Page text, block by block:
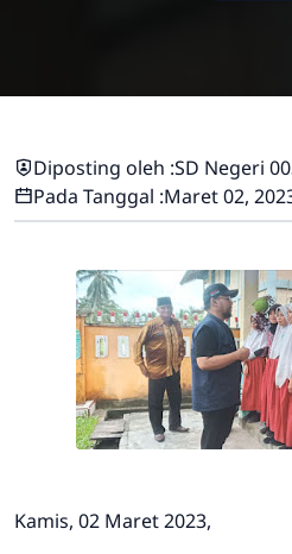
Diposting oleh :SD Negeri
Pada Tanggal :Maret 02,
Kamis, 02 Maret 2023,